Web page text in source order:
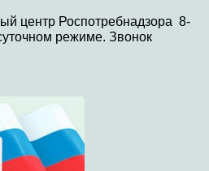
центр Роспотребнадзора 8-
режиме. Звонок